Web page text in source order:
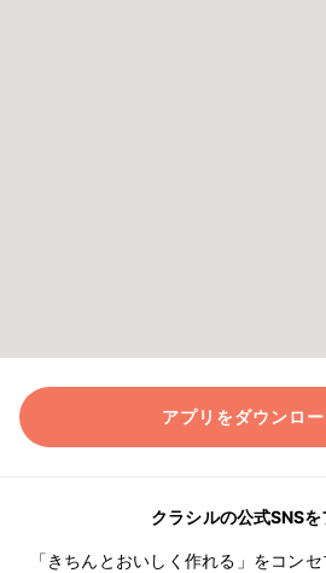
アプリをダウンロ
クラシルの公式SNS
「きちんとおいしく作れる」をコン